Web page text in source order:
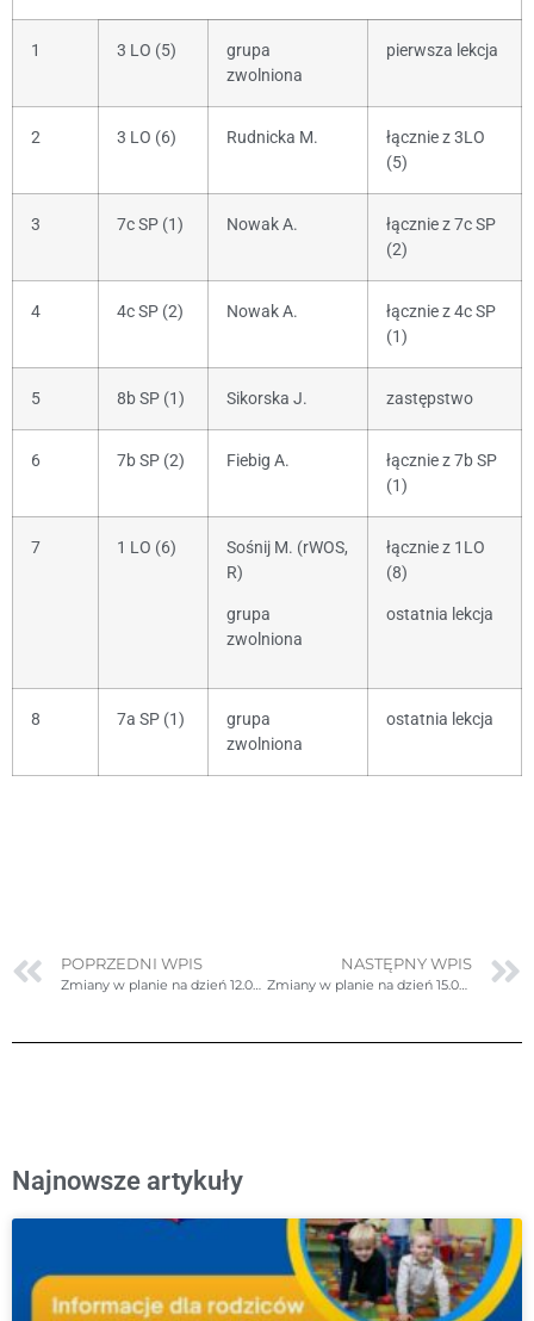
1 3 LO (5)
grupa
zwolniona
pierwsza lekcja
2 3 LO (6) Rudnicka M.
łącznie z 3LO
(5)
3 7c SP (1) Nowak A.
łącznie z 7c SP
(2)
4 4c SP (2) Nowak A.
łącznie z 4c SP
(1)
5 8b SP (1) Sikorska J. zastępstwo
6 7b SP (2) Fiebig A.
łącznie z 7b SP
(1)
7 1 LO (6)
Sośnij M. (rWOS,
R)
grupa
zwolniona
łącznie z 1LO
(8)
ostatnia lekcja
8 7a SP (1)
grupa
zwolniona
ostatnia lekcja
POPRZEDNI WPIS
Zmiany w planie na dzień 12.09.2025r. (piątek) – poprawione
NASTĘPNY WPIS
Zmiany w planie na dzień 15.09.2025r. (poniedziałek)
Najnowsze artykuły